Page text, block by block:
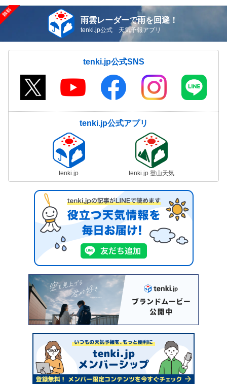
雨雲レーダーで雨を回避！
tenki.jp公式 天気予報アプリ
tenki.jp公式SNS
tenki.jp公式アプリ
tenki.jp tenki.jp 登山天気